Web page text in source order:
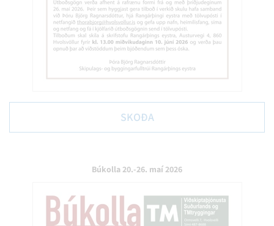
SKOÐA
Búkolla 20.-26. maí 2026